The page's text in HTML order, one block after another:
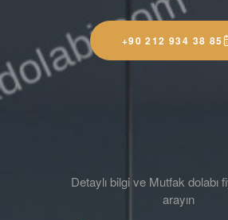
+90 212 934 38 85
Detaylı bilgi ve Mutfak dolabı
arayın